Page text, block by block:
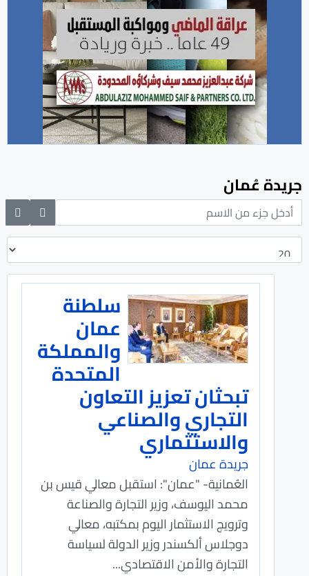
جريدة عُمان
سلطنة
عمان
والمملكة
المتحدة
تبحثان تعزيز التعاون
التجاري والصناعي
والاستثماري
جريدة عمان
العُمانية- "عمان": استقبل معالي قيس بن
محمد اليوسف، وزير التجارة والصناعة
وترويج الاستثمار اليوم بمكتبه، معالي
دوجلاس ألكسندر وزير الدولة لسياسة
التجارة والأمن الاقتصادي...